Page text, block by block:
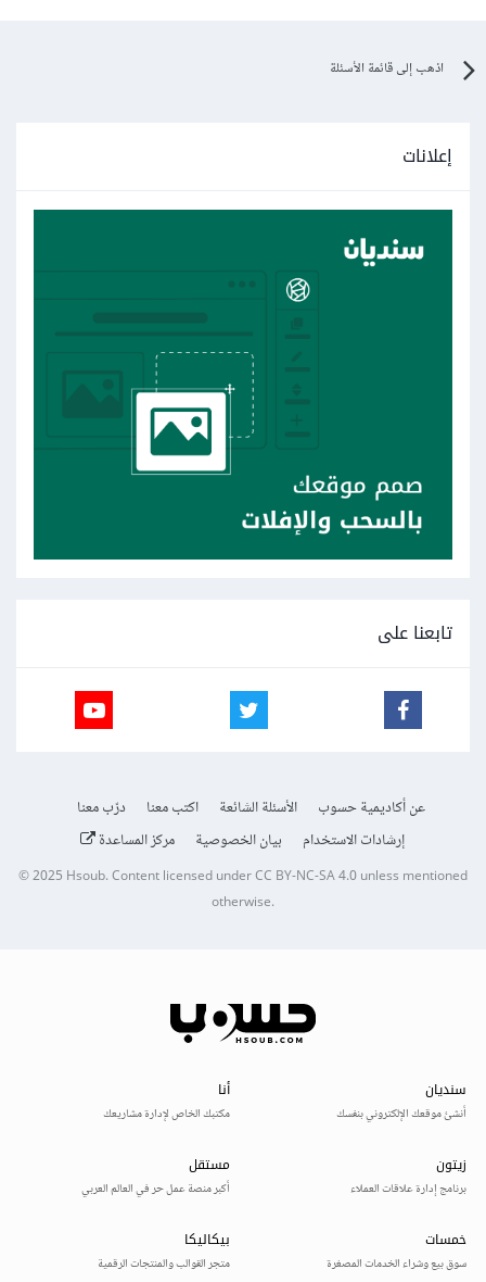
اذهب إلى قائمة الأسئلة
إعلانات
تابعنا على
عن أكاديمية حسوب الأسئلة الشائعة اكتب معنا
درّب معنا
إرشادات الاستخدام
بيان الخصوصية مركز المساعدة
© 2025Hsoub.Content licensed underCC BY-NC-SA 4.0unless mentioned
otherwise.